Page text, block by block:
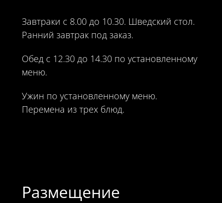
Завтраки с 8.00 до 10.30. Шведский стол.
Ранний завтрак под заказ.
Обед с 12.30 до 14.30 по установленному
меню.
Ужин по установленному меню.
Перемена из трех блюд.
Размещение